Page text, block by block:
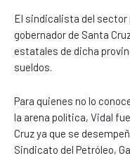
El sindicalista del sector
gobernador de Santa
estatales de dicha
sueldos.
Para quienes no lo
la arena política, Vidal
Cruz ya que se
Sindicato del Petróleo,